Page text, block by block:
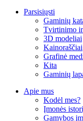
Parsisiųsti
Gaminių
Tvirtinimo
3D modeliai
Kainoraščiai
Grafinė
Kita
Gaminių
Apie mus
Kodėl mes?
Įmonės
Gamybos